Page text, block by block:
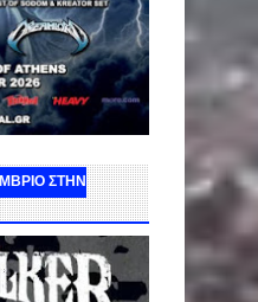
ΣΤΗΝ